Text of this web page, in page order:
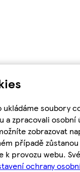
ukládáme soubory
a zpracovali osobní
zobrazovat
případě
k provozu webu. Své
ochrany